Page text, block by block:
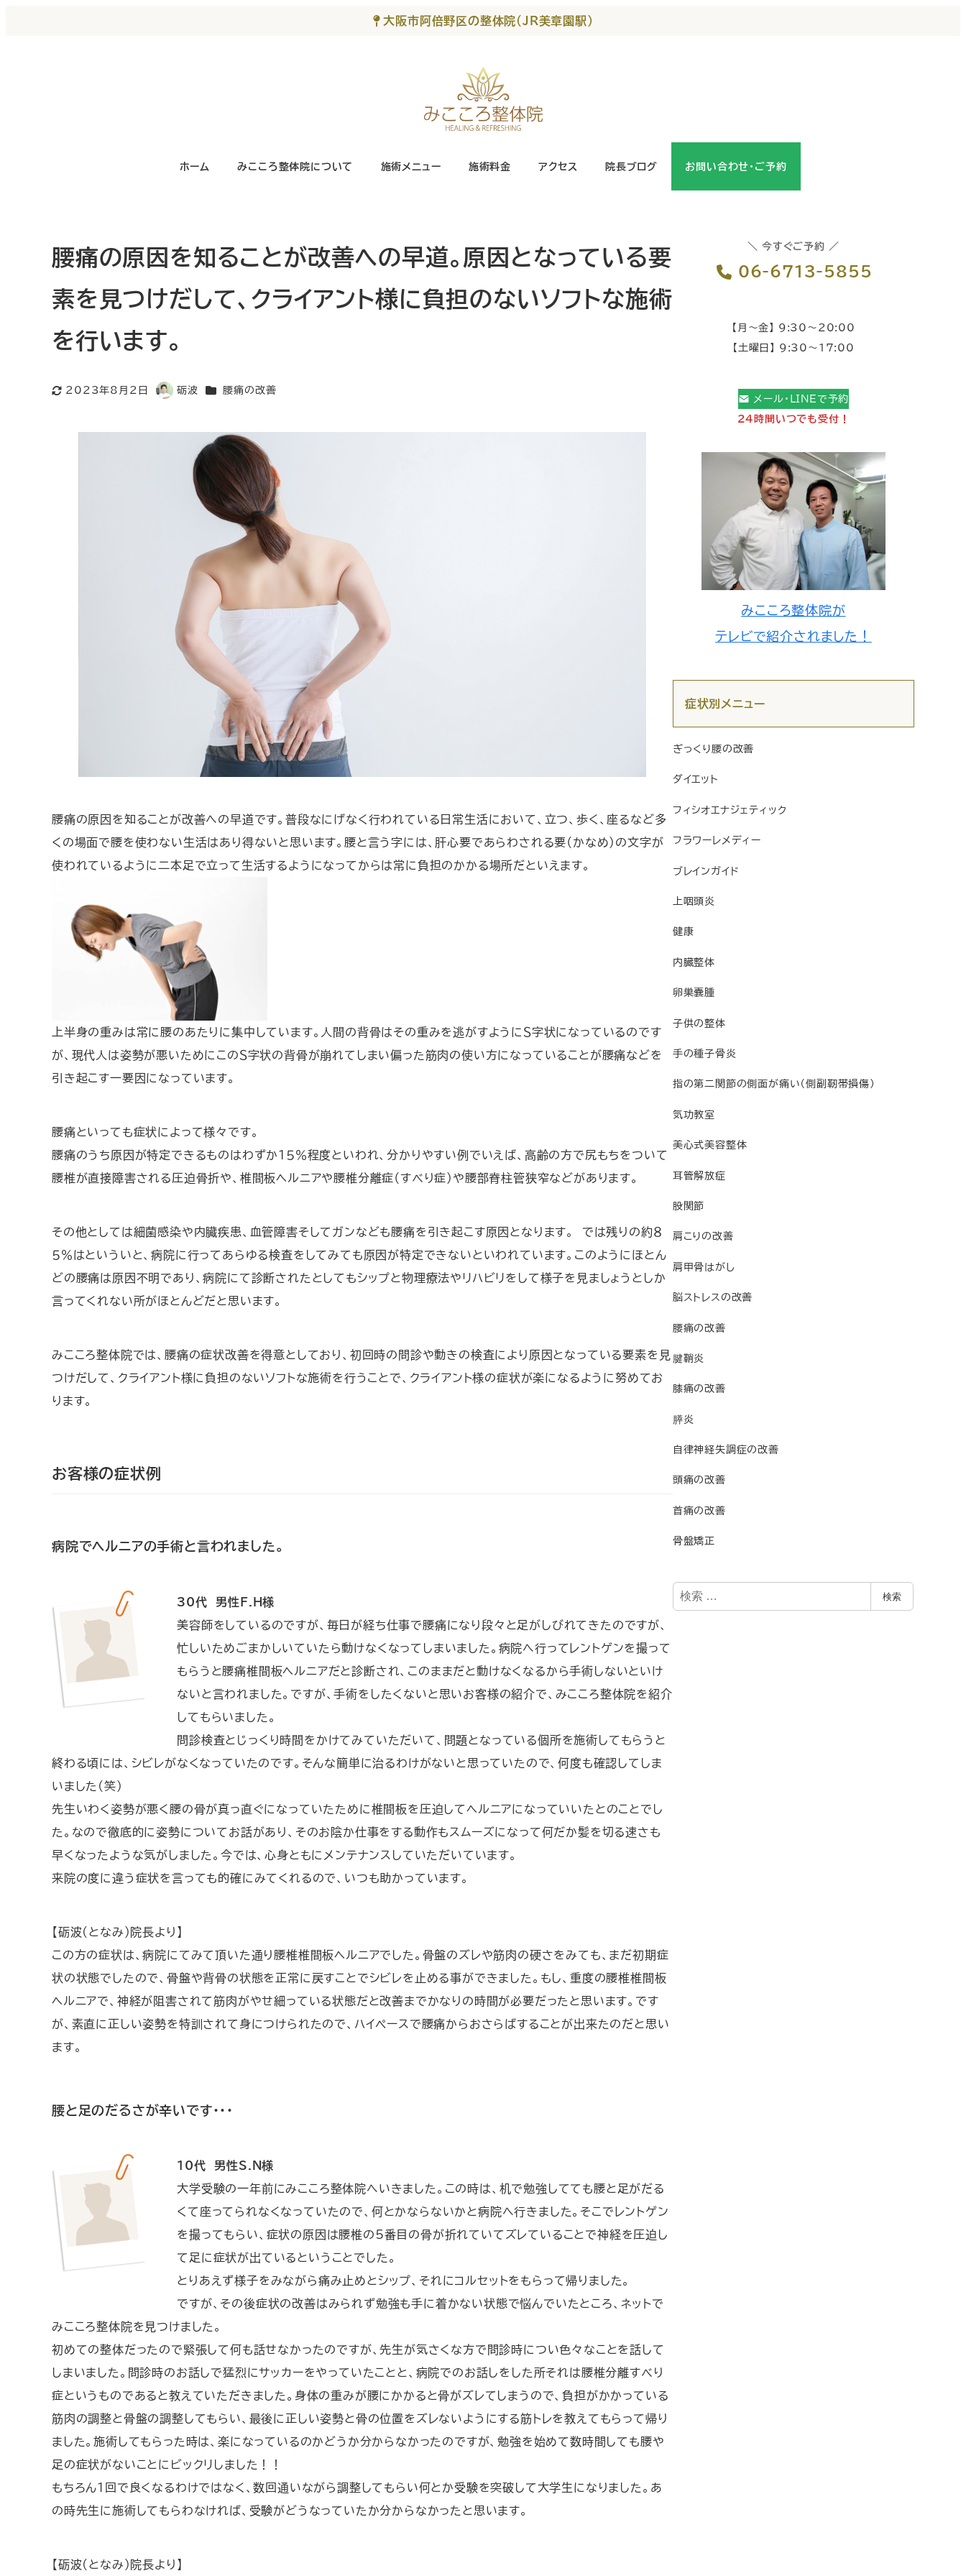
大阪市阿倍野区の整体院（JR美章園駅）
ホーム みこころ整体院について 施術メニュー 施術料金 アクセス 院長ブログ お問い合わせ・ご予約
腰痛の原因を知ることが改善への早道。原因となっている要
素を見つけだして、クライアント様に負担のないソフトな施術
を行います。
2023年8月2日
著
砺波 カテゴリー
腰痛の改善
腰痛の原因を知ることが改善への早道です。普段なにげなく行われている日常生活において、立つ、歩く、座るなど多
くの場面で腰を使わない生活はあり得ないと思います。腰と言う字には、肝心要であらわされる要（かなめ）の文字が
使われているように二本足で立って生活するようになってからは常に負担のかかる場所だといえます。
上半身の重みは常に腰のあたりに集中しています。人間の背骨はその重みを逃がすようにＳ字状になっているのです
が、現代人は姿勢が悪いためにこのＳ字状の背骨が崩れてしまい偏った筋肉の使い方になっていることが腰痛などを
引き起こす一要因になっています。
腰痛といっても症状によって様々です。
腰痛のうち原因が特定できるものはわずか１５％程度といわれ、分かりやすい例でいえば、高齢の方で尻もちをついて
腰椎が直接障害される圧迫骨折や、椎間板ヘルニアや腰椎分離症（すべり症）や腰部脊柱管狭窄などがあります。
その他としては細菌感染や内臓疾患、血管障害そしてガンなども腰痛を引き起こす原因となります。 では残りの約８
５％はといういと、病院に行ってあらゆる検査をしてみても原因が特定できないといわれています。このようにほとん
どの腰痛は原因不明であり、病院にて診断されたとしてもシップと物理療法やリハビリをして様子を見ましょうとしか
言ってくれない所がほとんどだと思います。
みこころ整体院では、腰痛の症状改善を得意としており、初回時の問診や動きの検査により原因となっている要素を見
つけだして、クライアント様に負担のないソフトな施術を行うことで、クライアント様の症状が楽になるように努めてお
ります。
お客様の症状例
病院でヘルニアの手術と言われました。
30代 男性F.H様
美容師をしているのですが、毎日が経ち仕事で腰痛になり段々と足がしびれてきたのですが、
忙しいためごまかしいていたら動けなくなってしまいました。病院へ行ってレントゲンを撮って
もらうと腰痛椎間板ヘルニアだと診断され、このままだと動けなくなるから手術しないといけ
ないと言われました。ですが、手術をしたくないと思いお客様の紹介で、みこころ整体院を紹介
してもらいました。
問診検査とじっくり時間をかけてみていただいて、問題となっている個所を施術してもらうと
終わる頃には、シビレがなくなっていたのです。そんな簡単に治るわけがないと思っていたので、何度も確認してしま
いました(笑)
先生いわく姿勢が悪く腰の骨が真っ直ぐになっていたために椎間板を圧迫してヘルニアになっていいたとのことでし
た。なので徹底的に姿勢についてお話があり、そのお陰か仕事をする動作もスムーズになって何だか髪を切る速さも
早くなったような気がしました。今では、心身ともにメンテナンスしていただいています。
来院の度に違う症状を言っても的確にみてくれるので、いつも助かっています。
【砺波(となみ)院長より】
この方の症状は、病院にてみて頂いた通り腰椎椎間板ヘルニアでした。骨盤のズレや筋肉の硬さをみても、まだ初期症
状の状態でしたので、骨盤や背骨の状態を正常に戻すことでシビレを止める事ができました。もし、重度の腰椎椎間板
ヘルニアで、神経が阻害されて筋肉がやせ細っている状態だと改善までかなりの時間が必要だったと思います。です
が、素直に正しい姿勢を特訓されて身につけられたので、ハイペースで腰痛からおさらばすることが出来たのだと思い
ます。
腰と足のだるさが辛いです・・・
10代 男性S.N様
大学受験の一年前にみこころ整体院へいきました。この時は、机で勉強してても腰と足がだる
くて座ってられなくなっていたので、何とかならないかと病院へ行きました。そこでレントゲン
を撮ってもらい、症状の原因は腰椎の5番目の骨が折れていてズレていることで神経を圧迫し
て足に症状が出ているということでした。
とりあえず様子をみながら痛み止めとシップ、それにコルセットをもらって帰りました。
ですが、その後症状の改善はみられず勉強も手に着かない状態で悩んでいたところ、ネットで
みこころ整体院を見つけました。
初めての整体だったので緊張して何も話せなかったのですが、先生が気さくな方で問診時につい色々なことを話して
しまいました。問診時のお話しで猛烈にサッカーをやっていたことと、病院でのお話しをした所それは腰椎分離すべり
症というものであると教えていただきました。身体の重みが腰にかかると骨がズレてしまうので、負担がかかっている
筋肉の調整と骨盤の調整してもらい、最後に正しい姿勢と骨の位置をズレないようにする筋トレを教えてもらって帰り
ました。施術してもらった時は、楽になっているのかどうか分からなかったのですが、勉強を始めて数時間しても腰や
足の症状がないことにビックリしました！！
もちろん１回で良くなるわけではなく、数回通いながら調整してもらい何とか受験を突破して大学生になりました。あ
の時先生に施術してもらわなければ、受験がどうなっていたか分からなかったと思います。
【砺波(となみ)院長より】
＼ 今すぐご予約 ／
06-6713-5855
【月～金】 9:30～20:00
【土曜日】 9:30～17:00
メール・LINEで予約
24時間いつでも受付！
みこころ整体院が
テレビで紹介されました！
症状別メニュー
ぎっくり腰の改善
ダイエット
フィシオエナジェティック
フラワーレメディー
ブレインガイド
上咽頭炎
健康
内臓整体
卵巣嚢腫
子供の整体
手の種子骨炎
指の第二関節の側面が痛い（側副靭帯損傷）
気功教室
美心式美容整体
耳管解放症
股関節
肩こりの改善
肩甲骨はがし
脳ストレスの改善
腰痛の改善
腱鞘炎
膝痛の改善
膵炎
自律神経失調症の改善
頭痛の改善
首痛の改善
骨盤矯正
検
索
検索